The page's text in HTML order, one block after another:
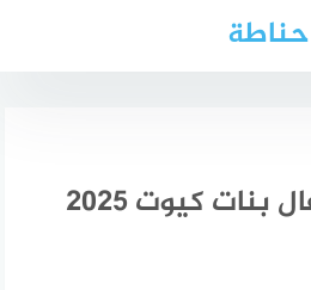
حناطة
كيوت 2025